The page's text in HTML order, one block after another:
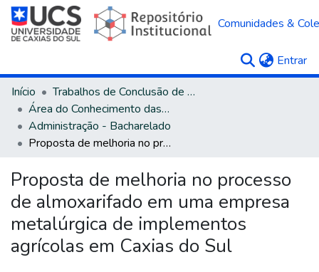
Comunidades &
Entrar
Início
Trabalhos de Conclusão de Curso
Área do Conhecimento das Ciências Sociais Aplicadas
Administração - Bacharelado
Proposta de melhoria no processo de almoxarifado em uma empresa metalúrgica de implementos agrícolas em Caxias do Sul
Proposta de melhoria no processo
de almoxarifado em uma empresa
metalúrgica de implementos
agrícolas em Caxias do Sul